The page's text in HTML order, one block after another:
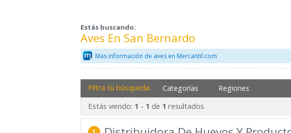
Estás buscando:
Aves En San Bernardo
Mas información de aves en Mercantil.com
Filtra tu búsqueda: Categorías Regiones
Estás viendo: 1 - 1 de 1 resultados.